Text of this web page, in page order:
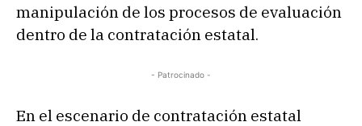
manipulación de los procesos de evaluación
dentro de la contratación estatal.
- Patrocinado -
En el escenario de contratación estatal